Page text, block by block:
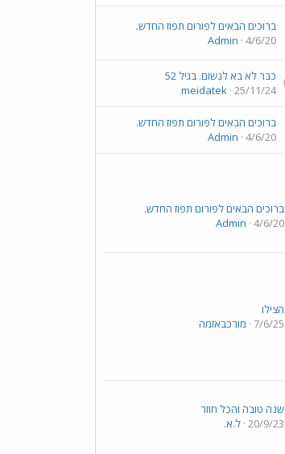
ברוכים הבאים לפורום תפוז החדש.
4/6/20
Admin
כבר לא בא לנשום. בגיל 52
25/11/24
meidatek
ברוכים הבאים לפורום תפוז החדש.
4/6/20
Admin
ברוכים הבאים לפורום תפוז החדש.
4/6/20
Admin
הצילו
7/6/25
מורכבאזמה
שנה טובה והכל חוזר
20/9/23 ל.א.